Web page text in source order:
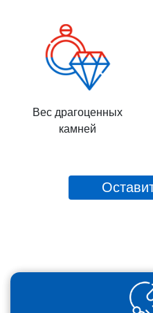
Вес драгоценных
камней